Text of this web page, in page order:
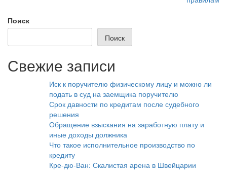
записям
Поиск
Поиск
Свежие записи
Иск к поручителю физическому лицу и можно ли
подать в суд на заемщика поручителю
Срок давности по кредитам после судебного
решения
Обращение взыскания на заработную плату и
иные доходы должника
Что такое исполнительное производство по
кредиту
Кре-дю-Ван: Скалистая арена в Швейцарии